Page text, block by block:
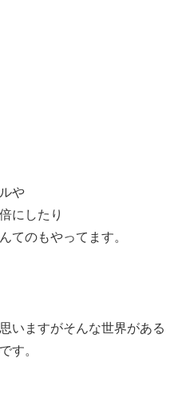
や
にしたり
てのもやってます。
いますがそんな世界がある
す。